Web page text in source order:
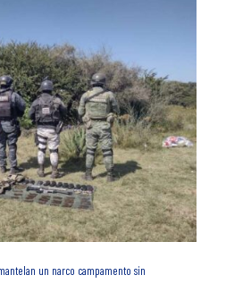
un narco campamento sin